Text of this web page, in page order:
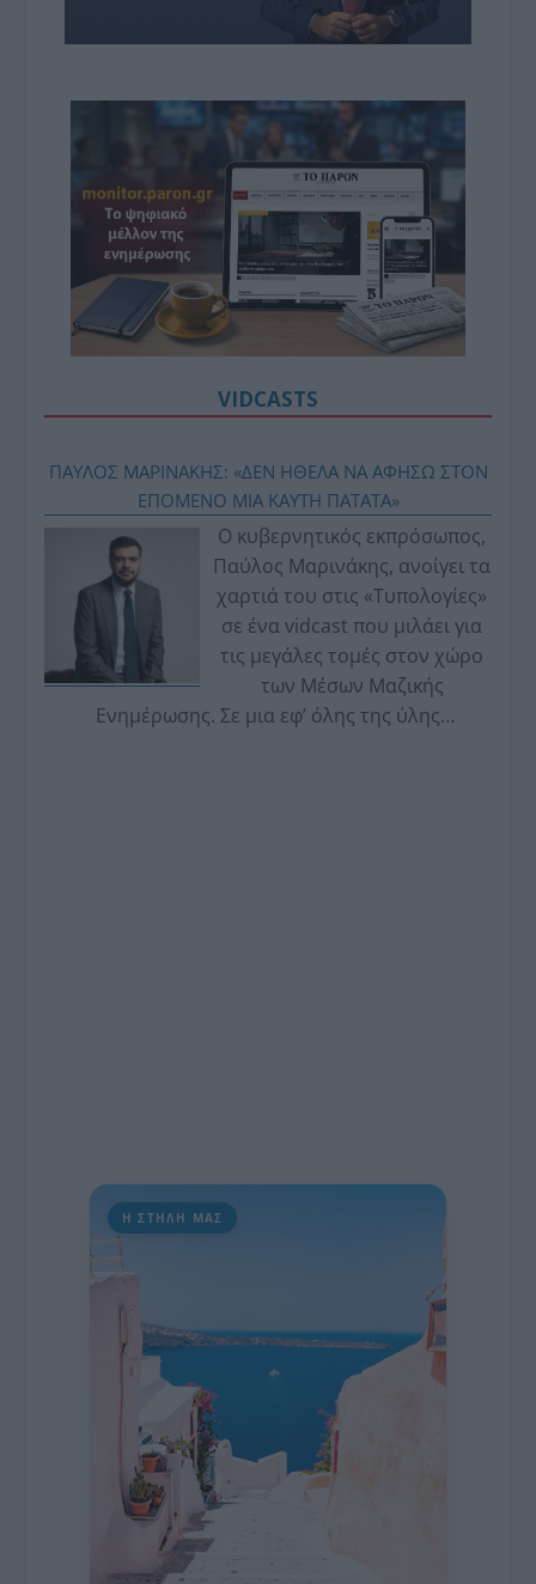
VIDCASTS
ΠΑΥΛΟΣ ΜΑΡΙΝΑΚΗΣ: «ΔΕΝ ΗΘΕΛΑ ΝΑ ΑΦΗΣΩ ΣΤΟΝ
ΕΠΟΜΕΝΟ ΜΙΑ ΚΑΥΤΗ ΠΑΤΑΤΑ»
Ο κυβερνητικός εκπρόσωπος,
Παύλος Μαρινάκης, ανοίγει τα
χαρτιά του στις «Τυπολογίες»
σε ένα vidcast που μιλάει για
τις μεγάλες τομές στον χώρο
των Μέσων Μαζικής
Ενημέρωσης. Σε μια εφ’ όλης της ύλης
Η ΣΤΗΛΗ ΜΑΣ